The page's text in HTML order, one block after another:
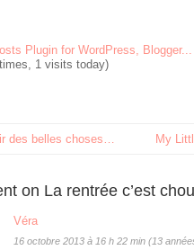
1 visits today)
des belles choses… My
on La rentrée c’est
Véra
16 octobre 2013 à 16 h 22 min (13